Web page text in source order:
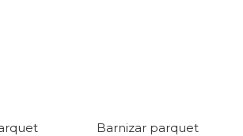
Barnizar parquet